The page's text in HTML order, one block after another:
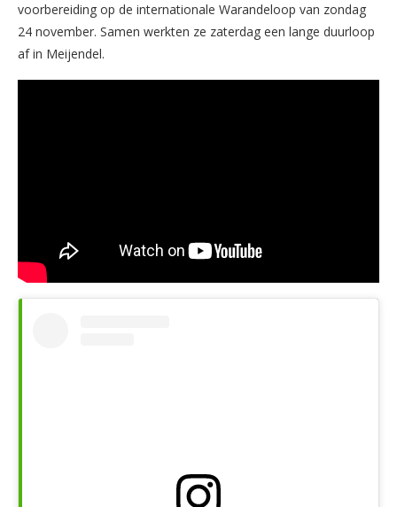
voorbereiding op de internationale Warandeloop van zondag
24 november. Samen werkten ze zaterdag een lange duurloop
af in Meijendel.